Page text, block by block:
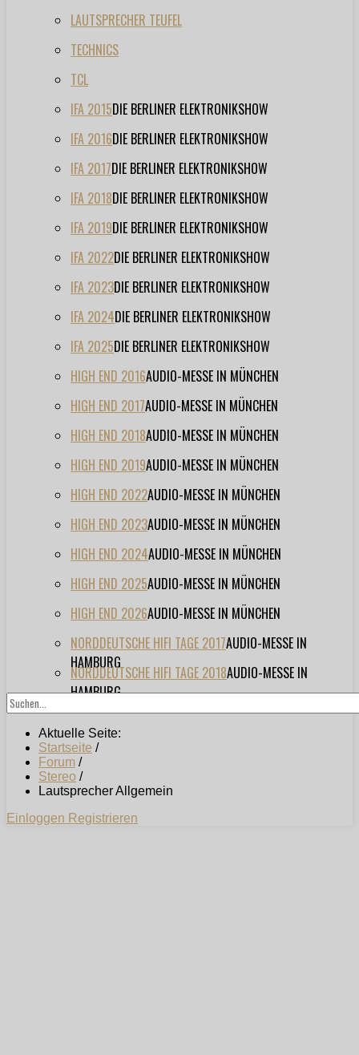
LAUTSPRECHER TEUFEL
TECHNICS
TCL
IFA 2015DIE BERLINER ELEKTRONIKSHOW
IFA 2016DIE BERLINER ELEKTRONIKSHOW
IFA 2017DIE BERLINER ELEKTRONIKSHOW
IFA 2018DIE BERLINER ELEKTRONIKSHOW
IFA 2019DIE BERLINER ELEKTRONIKSHOW
IFA 2022DIE BERLINER ELEKTRONIKSHOW
IFA 2023DIE BERLINER ELEKTRONIKSHOW
IFA 2024DIE BERLINER ELEKTRONIKSHOW
IFA 2025DIE BERLINER ELEKTRONIKSHOW
HIGH END 2016AUDIO-MESSE IN MÜNCHEN
HIGH END 2017AUDIO-MESSE IN MÜNCHEN
HIGH END 2018AUDIO-MESSE IN MÜNCHEN
HIGH END 2019AUDIO-MESSE IN MÜNCHEN
HIGH END 2022AUDIO-MESSE IN MÜNCHEN
HIGH END 2023AUDIO-MESSE IN MÜNCHEN
HIGH END 2024AUDIO-MESSE IN MÜNCHEN
HIGH END 2025AUDIO-MESSE IN MÜNCHEN
HIGH END 2026AUDIO-MESSE IN MÜNCHEN
NORDDEUTSCHE HIFI TAGE 2017AUDIO-MESSE IN
HAMBURG
NORDDEUTSCHE HIFI TAGE 2018AUDIO-MESSE IN
HAMBURG
Aktuelle Seite:
Startseite /
Forum /
Stereo /
Lautsprecher Allgemein
Einloggen Registrieren